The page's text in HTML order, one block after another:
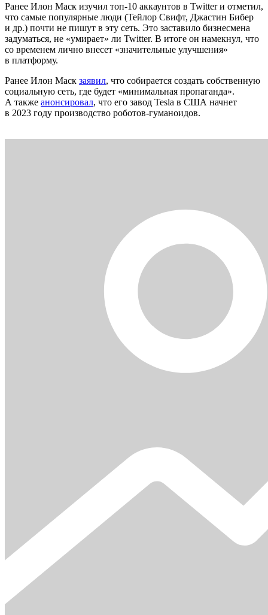
Ранее Илон Маск изучил топ-10 аккаунтов в Twitter и отметил,
что самые популярные люди (Тейлор Свифт, Джастин Бибер
и др.) почти не пишут в эту сеть. Это заставило бизнесмена
задуматься, не «умирает» ли Twitter. В итоге он намекнул, что
со временем лично внесет «значительные улучшения»
в платформу.
Ранее Илон Маск заявил, что собирается создать собственную
социальную сеть, где будет «минимальная пропаганда».
А также анонсировал, что его завод Tesla в США начнет
в 2023 году производство роботов-гуманоидов.